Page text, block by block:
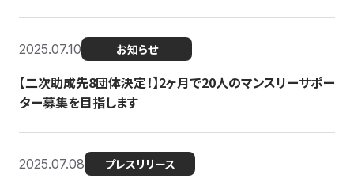
2025.07.10 お知らせ
【二次助成先8団体決定！】2ヶ月で20人のマンスリーサポー
ター募集を目指します
2025.07.08 プレスリリース